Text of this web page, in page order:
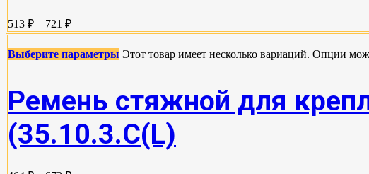
513 ₽ – 721 ₽
Выберите параметры Этот товар имеет несколько вариаций. Опции
Ремень стяжной для
(35.10.3.С(L)